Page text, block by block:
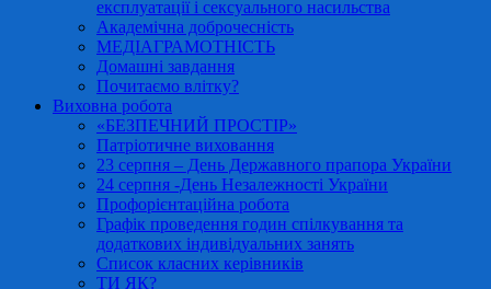
експлуатації і сексуального насильства
Академічна доброчесність
МЕДІАГРАМОТНІСТЬ
Домашні завдання
Почитаємо влітку?
Виховна робота
«БЕЗПЕЧНИЙ ПРОСТІР»
Патріотичне виховання
23 серпня – День Державного прапора України
24 серпня -День Незалежності України
Профорієнтаційна робота
Графік проведення годин спілкування та
додаткових індивідуальних занять
Список класних керівників
ТИ ЯК?